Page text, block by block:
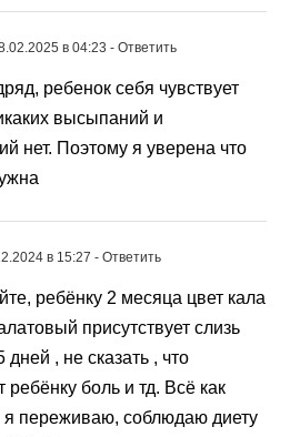
в 04:23 - Ответить
ребенок себя чувствует
высыпаний и
нет. Поэтому я уверена что
в 15:27 - Ответить
ребёнку 2 месяца цвет кала
присутствует слизь
дней , не сказать , что
ребёнку боль и тд. Всё как
я переживаю, соблюдаю диету